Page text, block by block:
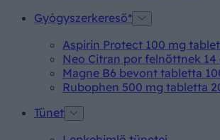
Gyógyszerkereső*
Aspirin Protect 100 mg
Neo Citran por felnőttnek 14
Magne B6 bevont tabletta
Rubophen 500 mg tabletta
Tünet